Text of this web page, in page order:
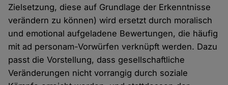
Zielsetzung, diese auf Grundlage der Erkenntnisse
verändern zu können) wird ersetzt durch moralisch
und emotional aufgeladene Bewertungen, die häufig
mit ad personam-Vorwürfen verknüpft werden. Dazu
passt die Vorstellung, dass gesellschaftliche
Veränderungen nicht vorrangig durch soziale